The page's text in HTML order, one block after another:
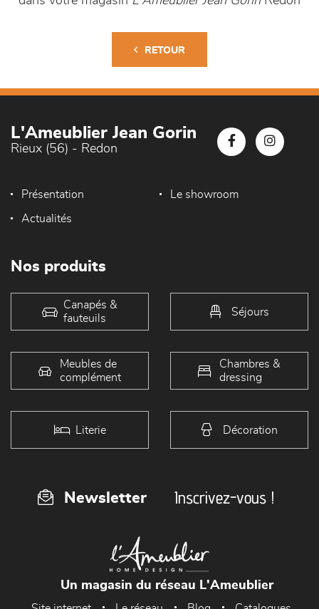
RETOUR
L'Ameublier Jean Gorin
Rieux (56) - Redon
Présentation Le showroom
Actualités
Nos produits
Canapés &
fauteuils
Séjours
Meubles de
complément
Chambres &
dressing
Literie Décoration
Newsletter Inscrivez-vous !
Un magasin du réseau L'Ameublier